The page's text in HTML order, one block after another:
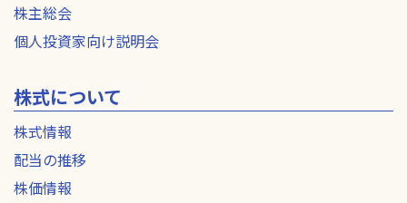
株主総会
個人投資家向け説明会
株式について
株式情報
配当の推移
株価情報